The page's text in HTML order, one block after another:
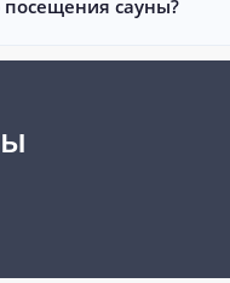
посещения сауны?